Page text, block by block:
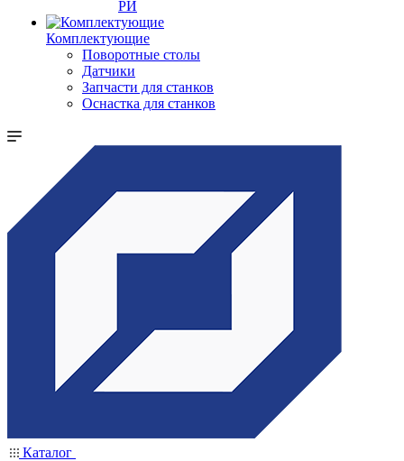
РИ
Комплектующие
Поворотные столы
Датчики
Запчасти для станков
Оснастка для станков
Каталог